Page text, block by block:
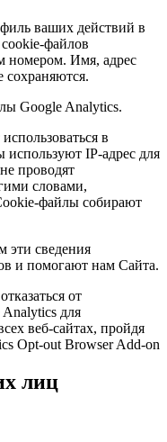
ваших действий в
файлов
номером. Имя, адрес
сохраняются.
Google Analytics.
в
IP-адрес для
проводят
словами,
файлы собирают
эти сведения
и помогают нам Сайта.
от
для
веб-сайтах, пройдя
Opt-out Browser Add-on
лиц